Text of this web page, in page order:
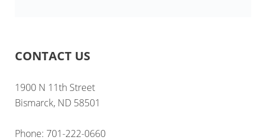
CONTACT US
1900 N 11th Street
Bismarck, ND 58501
Phone: 701-222-0660